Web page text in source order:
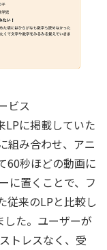
ビス
LPに掲載していた
組み合わせ、アニ
60秒ほどの動画に
に置くことで、フ
従来のLPと比較し
た。ユーザーが
トレスなく、受